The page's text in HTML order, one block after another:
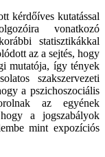
kérdőíves kutatással
vonatkozó
statisztikákkal
az a sejtés, hogy
mutatója, így tények
szakszervezeti
a pszichoszociális
az egyének
a jogszabályok
mint expozíciós